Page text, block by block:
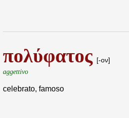
πολύφατος [-ον]
aggettivo
celebrato, famoso